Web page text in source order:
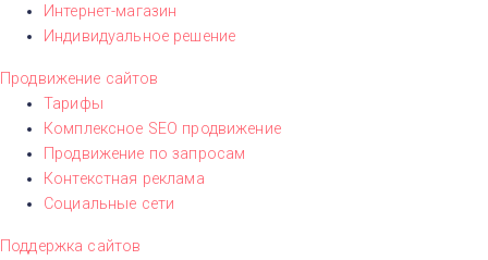
Интернет-магазин
Индивидуальное решение
Продвижение сайтов
Тарифы
Комплексное SEO продвижение
Продвижение по запросам
Контекстная реклама
Социальные сети
Поддержка сайтов